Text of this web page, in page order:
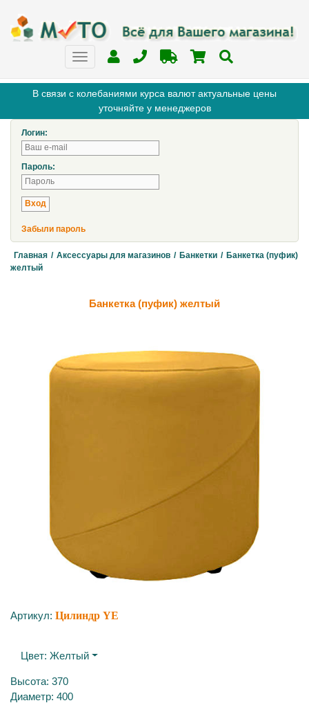
В связи с колебаниями курса валют актуальные цены
уточняйте у менеджеров
Логин:
Пароль:
Забыли пароль
Главная / Аксессуары для магазинов / Банкетки / Банкетка (пуфик)
желтый
Банкетка (пуфик) желтый
Артикул: Цилиндр YE
Цвет: Желтый
Высота: 370
Диаметр: 400